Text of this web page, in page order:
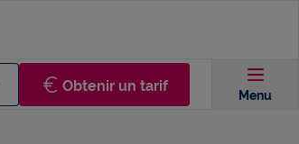
Obtenir un tarif
Menu